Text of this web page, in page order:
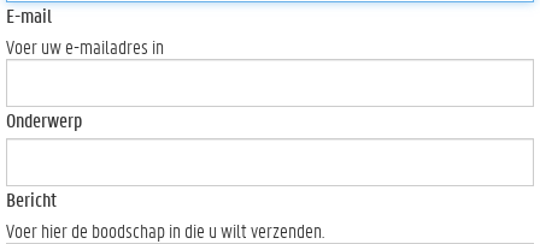
E-mail
Voer uw e-mailadres in
Onderwerp
Bericht
Voer hier de boodschap in die u wilt verzenden.